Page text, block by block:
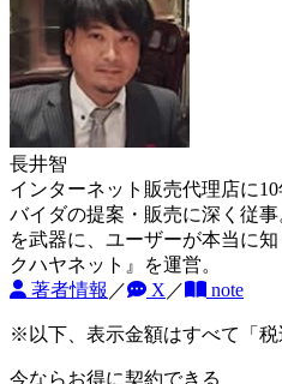
長井智
インターネット販売代理店に
バイダの提案・販売に深く従
を武器に、ユーザーが本当に
クハヤネット』を運営。
著者情報 ／ X ／ note
※以下、表示金額はすべて「税
今ならお得に契約できる